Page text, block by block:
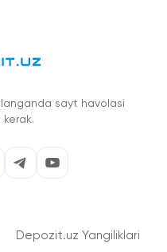
sayt havolasi
kerak.
Depozit.uz Yangiliklari